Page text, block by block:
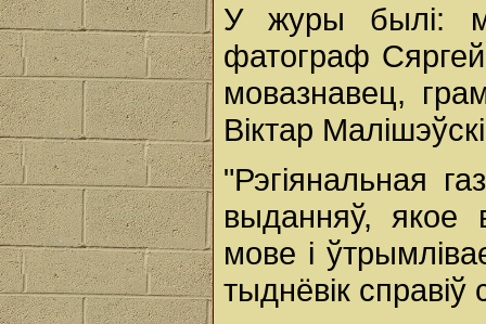
У журы былі:
фатограф Сяргей
мовазнавец,
Віктар
"Рэгіянальная
выданняў, якое
мове і
тыднёвік справіў